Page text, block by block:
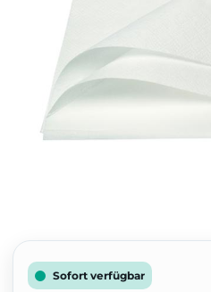
Sofort verfügbar